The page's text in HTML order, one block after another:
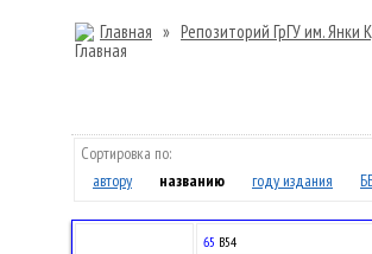
Главная » Репозиторий ГрГУ им. Янки
Сортировка по:
автору
названию году издания
65 В54